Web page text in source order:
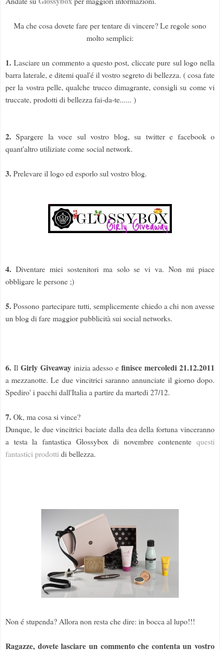
Ma che cosa dovete fare per tentare di vincere? Le regole sono
molto semplici:
1. Lasciare un commento a questo post, cliccate pure sul logo nella
barra laterale, e ditemi qual'é il vostro segreto di bellezza. ( cosa fate
per la vostra pelle, qualche trucco dimagrante, consigli su come vi
truccate, prodotti di bellezza fai-da-te...... )
2. Spargere la voce sul vostro blog, su twitter e facebook o
quant'altro utiliziate come social network.
3.Prelevare il logo ed esporlo sul vostro blog.
4. Diventare miei sostenitori ma solo se vi va. Non mi piace
obbligare le persone ;)
5.Possono partecipare tutti, semplicemente chiedo a chi non avesse
un blog di fare maggior pubblicità sui social networks.
6. Il Girly Giveawayinizia adesso efinisce mercoledi 21.12.2011
a mezzanotte. Le due vincitrici saranno annunciate il giorno dopo.
Spediro' i pacchi dall'Italia a partire da martedi 27/12.
7.Ok, ma cosa si vince?
Dunque, le due vincitrici baciate dalla dea della fortuna vinceranno
a testa la fantastica Glossybox di novembre contenente questi
fantastici prodottidi bellezza.
Non é stupenda? Allora non resta che dire: in bocca al lupo!!!
Ragazze, dovete lasciare un commento che contenta un vostro